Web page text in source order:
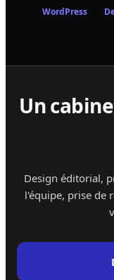
WordPress
Un
Design éditorial,
l'équipe, prise de